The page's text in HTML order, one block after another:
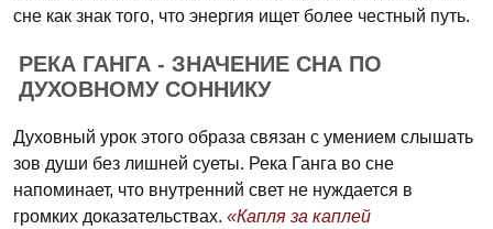
сне как знак того, что энергия ищет более честный путь.
РЕКА ГАНГА - ЗНАЧЕНИЕ СНА ПО
ДУХОВНОМУ СОННИКУ
Духовный урок этого образа связан с умением слышать
зов души без лишней суеты. Река Ганга во сне
напоминает, что внутренний свет не нуждается в
громких доказательствах. «Капля за каплей